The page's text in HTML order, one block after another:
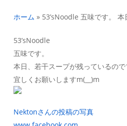
ホーム » 53’sNoodle 五味です。
53’sNoodle
五味です。
本日、若干スープが残っているので
宜しくお願いしますm(__)m
Nektonさんの投稿の写真